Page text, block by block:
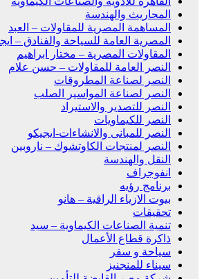
المحاريث والهندسة
المساهمة المصرية للمقاولات – العبد
المصرية العامة للسياحة والفنادق –
المقاولات المصرية – مختار ابراهيم
النصر العامة للمقاولات – حسن علام
النصر لصناعة المطروقات
النصر لصناعة المواسير الصلب
النصر للتصدير والاستيراد
النصر للكيماويات
النصر للمبانى والانشاءات-ايجيكو
النصر لمنتجات الكاوتشوك – ناروبين
النقل والهندسة
انفوجراف
برنامج رؤيه
بيوت الازياء الراقية – هانو
تحقيقات
تنمية الصناعات الكيماوية – سيد
ذاكرة قطاع الأعمال
سياحة و سفر
سيناء للمنجنيز